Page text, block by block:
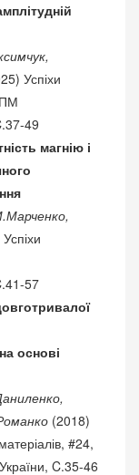
Успіхи
49
магнію і
57
основі
(2018)
#24,
C.35-46